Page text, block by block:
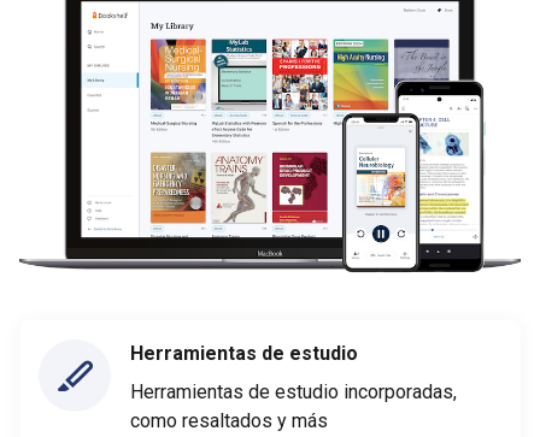
Herramientas de estudio
Herramientas de estudio incorporadas,
como resaltados y más